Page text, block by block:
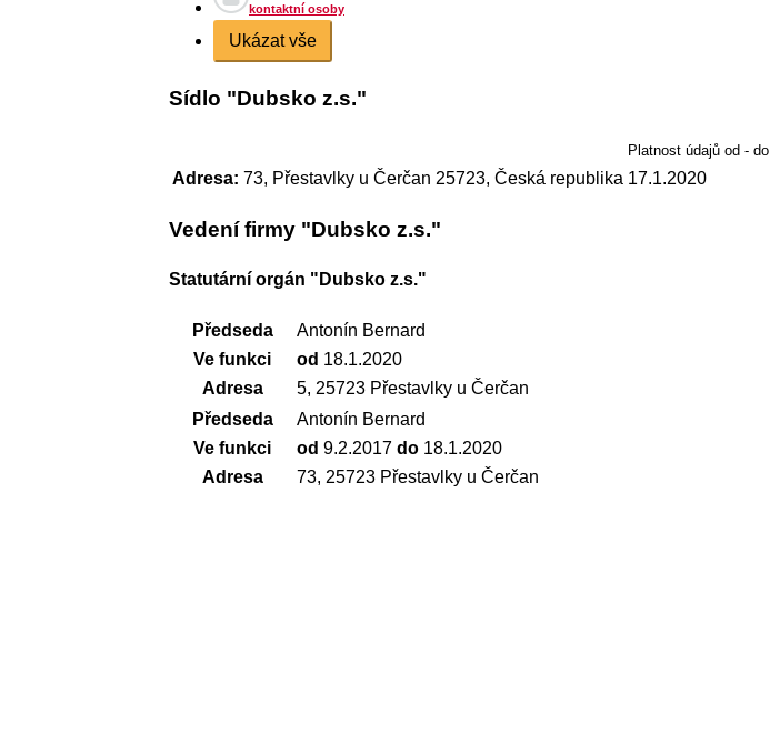
kontaktní osoby
Ukázat vše
Sídlo "Dubsko z.s."
Platnost údajů od - do
Adresa: 73, Přestavlky u Čerčan 25723, Česká republika 17.1.2020
Vedení firmy "Dubsko z.s."
Statutární orgán "Dubsko z.s."
Předseda
Antonín Bernard
Ve funkci
od 18.1.2020
Adresa
5, 25723 Přestavlky u Čerčan
Předseda
Antonín Bernard
Ve funkci
od 9.2.2017 do 18.1.2020
Adresa
73, 25723 Přestavlky u Čerčan